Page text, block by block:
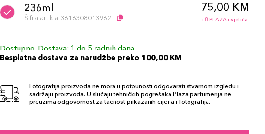
236ml
Šifra artikla 3616308013962
75,00 KM
+8 PLAZA cvjetića
Dostupno. Dostava: 1 do 5 radnih dana
Besplatna dostava za narudžbe preko 100,00 KM
Fotografija proizvoda ne mora u potpunosti odgovarati stvarnom izgledu i
sadržaju proizvoda. U slučaju tehničkih pogrešaka Plaza parfumerija ne
preuzima odgovornost za tačnost prikazanih cijena i fotografija.